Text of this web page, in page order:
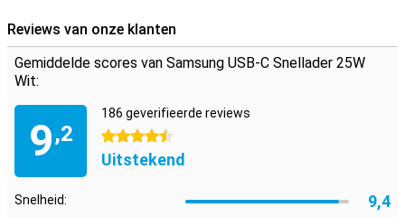
Samsung-telefoons/tablets uit de Galaxy S-serie en Galaxy Note-
serie laden snel op via Samsung Fast Charge.
Reviews van onze klanten
Gemiddelde scores van Samsung USB-C Snellader 25W
Wit:
9,2
186 geverifieerde reviews
4.5 sterren
Uitstekend
Snelheid: 9,4